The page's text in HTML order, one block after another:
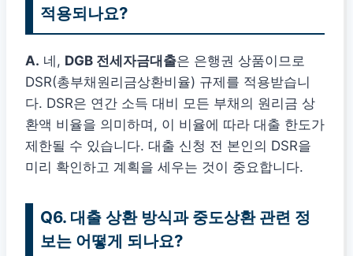
적용되나요?
A. 네, DGB 전세자금대출은 은행권 상품이므로
DSR(총부채원리금상환비율) 규제를 적용받습니
다. DSR은 연간 소득 대비 모든 부채의 원리금 상
환액 비율을 의미하며, 이 비율에 따라 대출 한도가
제한될 수 있습니다. 대출 신청 전 본인의 DSR을
미리 확인하고 계획을 세우는 것이 중요합니다.
Q6. 대출 상환 방식과 중도상환 관련 정
보는 어떻게 되나요?